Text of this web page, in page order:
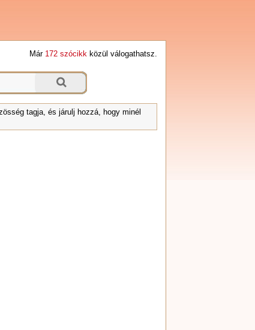
Már 172 szócikkközül válogathatsz.
tagja, és járulj hozzá, hogy minél